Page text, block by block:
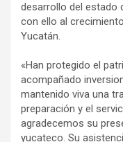
desarrollo del estado
con ello al
Yucatán.
«Han protegido el
acompañado
mantenido viva una
preparación y el
agradecemos su
yucateco. Su